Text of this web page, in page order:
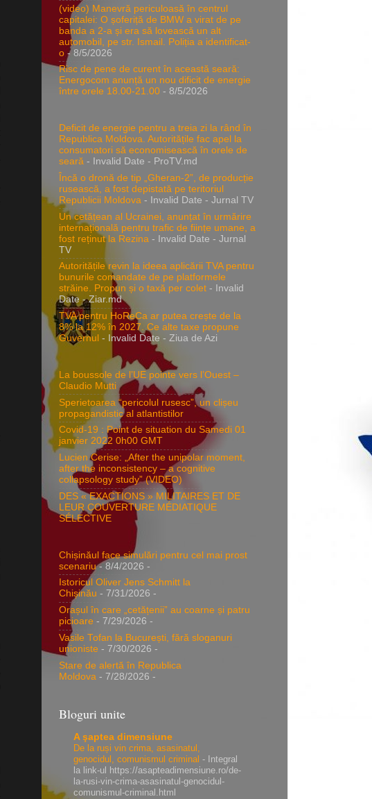
(video) Manevră periculoasă în centrul
capitalei: O șoferiță de BMW a virat de pe
banda a 2-a și era să lovească un alt
automobil, pe str. Ismail. Poliția a identificat-
o - 8/5/2026
Risc de pene de curent în această seară:
Energocom anunță un nou dificit de energie
între orele 18.00-21.00 - 8/5/2026
Deficit de energie pentru a treia zi la rând în
Republica Moldova. Autoritățile fac apel la
consumatori să economisească în orele de
seară - Invalid Date - ProTV.md
Încă o dronă de tip „Gheran-2”, de producție
rusească, a fost depistată pe teritoriul
Republicii Moldova - Invalid Date - Jurnal TV
Un cetățean al Ucrainei, anunțat în urmărire
internațională pentru trafic de ființe umane, a
fost reținut la Rezina - Invalid Date - Jurnal
TV
Autoritățile revin la ideea aplicării TVA pentru
bunurile comandate de pe platformele
străine. Propun și o taxă per colet - Invalid
Date - Ziar.md
TVA pentru HoReCa ar putea crește de la
8% la 12% în 2027. Ce alte taxe propune
Guvernul - Invalid Date - Ziua de Azi
La boussole de l’UE pointe vers l’Ouest –
Claudio Mutti
Sperietoarea “pericolul rusesc”, un clișeu
propagandistic al atlantistilor
Covid-19 : Point de situation du Samedi 01
janvier 2022 0h00 GMT
Lucien Cerise: „After the unipolar moment,
after the inconsistency – a cognitive
collapsology study” (VIDEO)
DES « EXACTIONS » MILITAIRES ET DE
LEUR COUVERTURE MÉDIATIQUE
SÉLECTIVE
Chișinăul face simulări pentru cel mai prost
scenariu- 8/4/2026 -
Istoricul Oliver Jens Schmitt la
Chișinău - 7/31/2026 -
Orașul în care „cetățenii” au coarne și patru
picioare - 7/29/2026 -
Vasile Tofan la București, fără sloganuri
unioniste - 7/30/2026 -
Stare de alertă în Republica
Moldova - 7/28/2026 -
Bloguri unite
A şaptea dimensiune
De la ruși vin crima, asasinatul,
genocidul, comunismul criminal - Integral
la link-ul https://asapteadimensiune.ro/de-
la-rusi-vin-crima-asasinatul-genocidul-
comunismul-criminal.html